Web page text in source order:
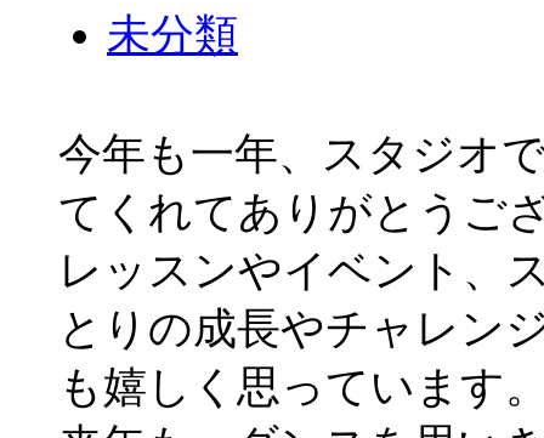
未分類
今年も一年、スタジオ
てくれてありがとうご
レッスンやイベント、
とりの成長やチャレン
も嬉しく思っています